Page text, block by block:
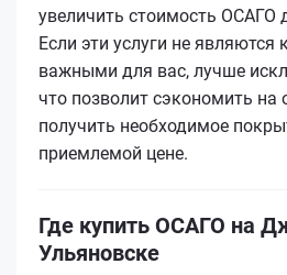
увеличить стоимость ОСАГО
Если эти услуги не являются
важными для вас, лучше
что позволит сэкономить
получить необходимое
приемлемой цене.
Где купить ОСАГО на
Ульяновске